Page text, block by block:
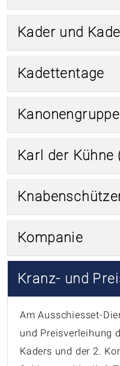
Kader und
Kadettentage
Kanonengruppe
Karl der Kühne
Kompanie
Kranz- und
Am Ausschiesset-
und Preisverleihung
Kaders und der 2.